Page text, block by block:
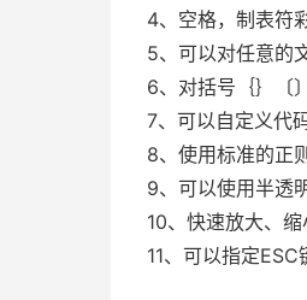
4、空格，制表符
5、可以对任意的
6、对括号｛｝〔
7、可以自定义代
8、使用标准的正
9、可以使用半透
10、快速放大、缩
11、可以指定